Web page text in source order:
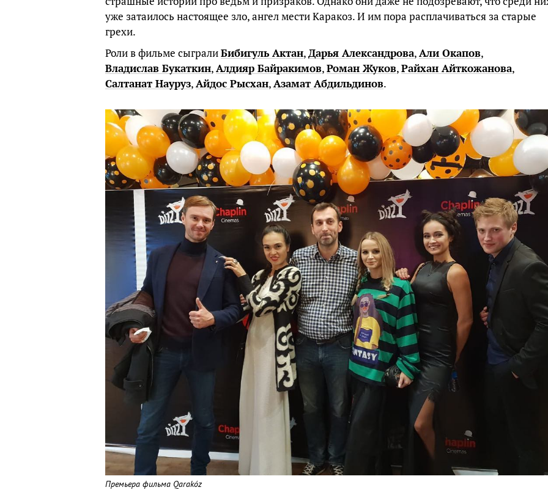
уже затаилось настоящее зло, ангел мести Каракоз. И им пора расплачиваться за старые
грехи.
Роли в фильме сыгралиБибигуль Актан,Дарья Александрова,Али Окапов,
Владислав Букаткин,Алдияр Байракимов,Роман Жуков,Райхан Айткожанова,
Салтанат Науруз,Айдос Рысхан,Азамат Абдильдинов.
Премьера фильма Qarakóz